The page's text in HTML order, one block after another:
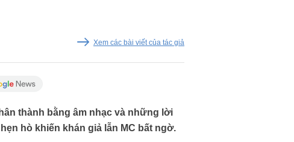
Xem các bài viết của tác giả
thành bằng âm nhạc và những lời
hò khiến khán giả lẫn MC bất ngờ.